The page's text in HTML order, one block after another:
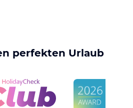
perfekten Urlaub